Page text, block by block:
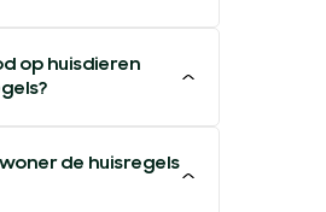
op huisdieren
de huisregels